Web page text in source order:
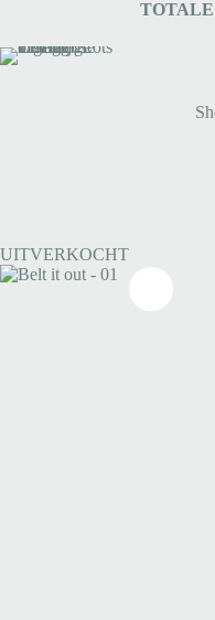
TOTALE
UITVERKOCHT